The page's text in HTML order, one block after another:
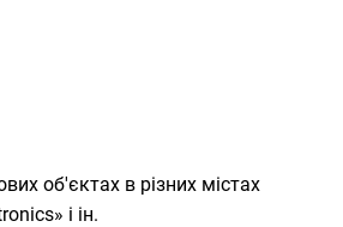
об'єктах в різних містах
і ін.